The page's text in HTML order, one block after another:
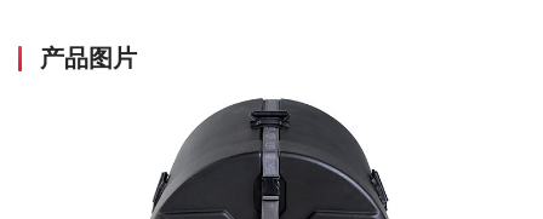
产品图片